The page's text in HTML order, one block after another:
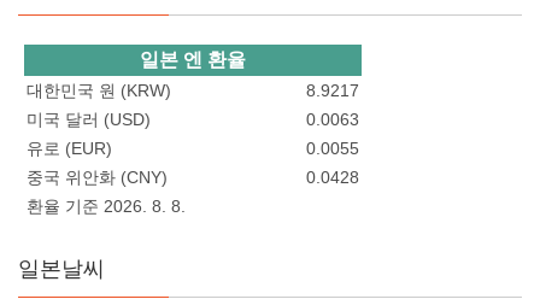
일본 엔 환율
대한민국 원 (KRW)
8.9217
미국 달러 (USD)
0.0063
유로 (EUR)
0.0055
중국 위안화 (CNY)
0.0428
환율 기준 2026. 8. 8.
일본날씨